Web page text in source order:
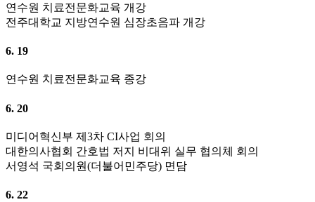
연수원 치료전문화교육 개강
전주대학교 지방연수원 심장초음파 개강
6. 19
연수원 치료전문화교육 종강
6. 20
미디어혁신부 제3차 CI사업 회의
대한의사협회 간호법 저지 비대위 실무 협의체 회의
서영석 국회의원(더불어민주당) 면담
6. 22